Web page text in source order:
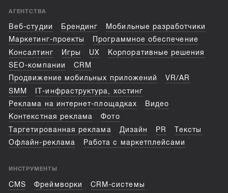
АГЕНТСТВА
Веб-студии Брендинг
Мобильные разработчики
Маркетинг-проекты
Программное обеспечение
Консалтинг
Игры UX
Корпоративные решения
SEO-компании
CRM
Продвижение мобильных приложений
VR/AR
SMM
IT-инфраструктура, хостинг
Реклама на интернет-площадках
Видео
Контекстная реклама
Фото
Таргетированная реклама
Дизайн PR
Тексты
Офлайн-реклама
Работа с маркетплейсами
ИНСТРУМЕНТЫ
CMS Фреймворки
CRM-системы